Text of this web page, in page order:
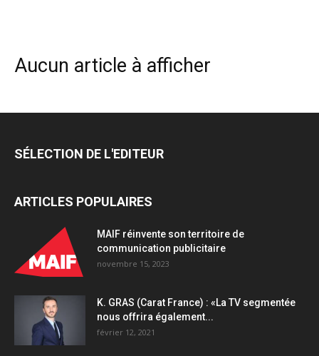
Aucun article à afficher
SÉLECTION DE L'EDITEUR
ARTICLES POPULAIRES
MAIF réinvente son territoire de
communication publicitaire
novembre 15, 2023
K. GRAS (Carat France) : «La TV segmentée
nous offrira également...
février 12, 2021